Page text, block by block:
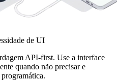
de UI
API-first. Use a interface
quando não precisar e